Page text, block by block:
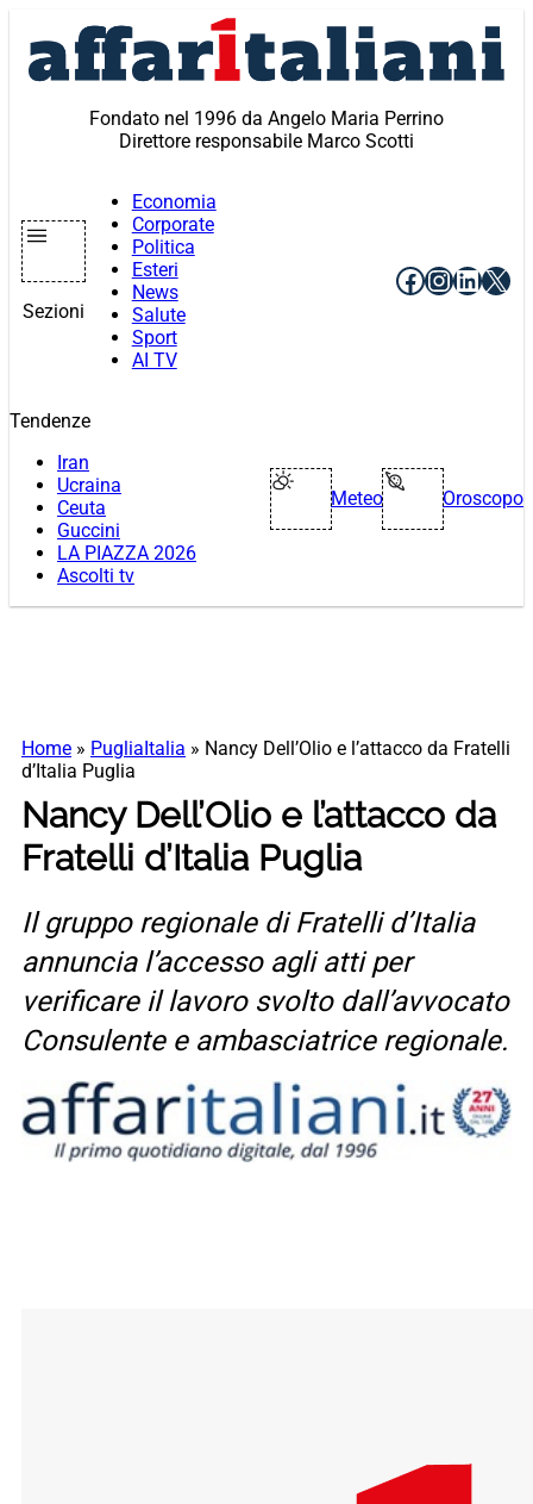
contenuto
Fondato nel 1996 da Angelo Maria Perrino
Direttore responsabile Marco Scotti
Sezioni
Economia
Corporate
Politica
Esteri
News
Salute
Sport
AI TV
Facebook
X
Tendenze
Iran
Ucraina
Ceuta
Guccini
LA PIAZZA 2026
Ascolti tv
Meteo Oroscopo
Home » PugliaItalia » Nancy Dell’Olio e l’attacco da Fratelli
d’Italia Puglia
Nancy Dell’Olio e l’attacco da
Fratelli d’Italia Puglia
Il gruppo regionale di Fratelli d’Italia
annuncia l’accesso agli atti per
verificare il lavoro svolto dall’avvocato
Consulente e ambasciatrice regionale.